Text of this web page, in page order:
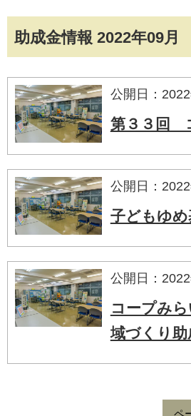
助成金情報 2022年09月
公開日：
第３３回
公開日：
子どもゆ
公開日：
コープみ
域づくり助